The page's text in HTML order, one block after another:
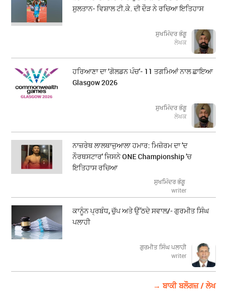
ਸੁਲਤਾਨ- ਵਿਸ਼ਾਲ ਟੀ.ਕੇ. ਦੀ ਦੌੜ ਨੇ ਰਚਿਆ ਇਤਿਹਾਸ
ਸੁਖਮਿੰਦਰ ਭੰਗੂ
ਲੇਖਕ
ਹਰਿਆਣਾ ਦਾ ‘ਗੋਲਡਨ ਪੰਚ’- 11 ਤਗਮਿਆਂ ਨਾਲ ਛਾਇਆ
Glasgow 2026
ਸੁਖਮਿੰਦਰ ਭੰਗੂ
ਲੇਖਕ
ਨਾਜ਼ਰੇਥ ਲਾਲਥਾਜੁਆਲਾ ਹਮਾਰ: ਮਿਜ਼ੋਰਮ ਦਾ 'ਦ
ਨੌਰਥਸਟਾਰ' ਜਿਸਨੇ ONE Championship 'ਚ
ਇਤਿਹਾਸ ਰਚਿਆ
ਸੁਖਮਿੰਦਰ ਭੰਗੂ
writer
ਕਾਨੂੰਨ ਪ੍ਰਬੰਧ, ਚੁੱਪ ਅਤੇ ਉੱਠਦੇ ਸਵਾਲ/- ਗੁਰਮੀਤ ਸਿੰਘ
ਪਲਾਹੀ
ਗੁਰਮੀਤ ਸਿੰਘ ਪਲਾਹੀ
writer
→ ਬਾਕੀ ਬਲੌਗਜ਼ / ਲੇਖ